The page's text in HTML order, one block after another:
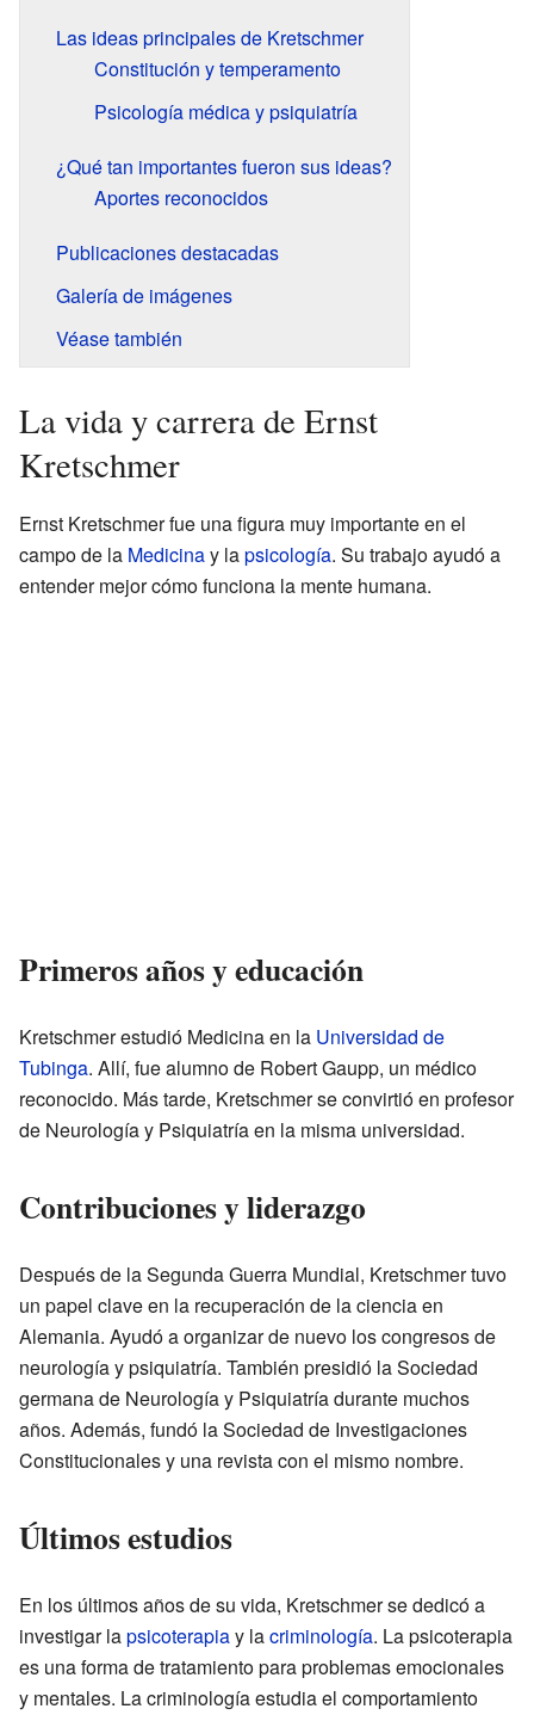
Las ideas principales de Kretschmer
Constitución y temperamento
Psicología médica y psiquiatría
¿Qué tan importantes fueron sus ideas?
Aportes reconocidos
Publicaciones destacadas
Galería de imágenes
Véase también
La vida y carrera de Ernst
Kretschmer
Ernst Kretschmer fue una figura muy importante en el
campo de la Medicinay lapsicología. Su trabajo ayudó a
entender mejor cómo funciona la mente humana.
Primeros años y educación
Kretschmer estudió Medicina en la Universidad de
Tubinga. Allí, fue alumno de Robert Gaupp, un médico
reconocido. Más tarde, Kretschmer se convirtió en profesor
de Neurología y Psiquiatría en la misma universidad.
Contribuciones y liderazgo
Después de la Segunda Guerra Mundial, Kretschmer tuvo
un papel clave en la recuperación de la ciencia en
Alemania. Ayudó a organizar de nuevo los congresos de
neurología y psiquiatría. También presidió la Sociedad
germana de Neurología y Psiquiatría durante muchos
años. Además, fundó la Sociedad de Investigaciones
Constitucionales y una revista con el mismo nombre.
Últimos estudios
En los últimos años de su vida, Kretschmer se dedicó a
investigar lapsicoterapiay lacriminología. La psicoterapia
es una forma de tratamiento para problemas emocionales
y mentales. La criminología estudia el comportamiento